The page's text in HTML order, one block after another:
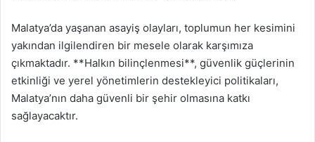
Malatya’da yaşanan asayiş olayları, toplumun her kesimini
yakından ilgilendiren bir mesele olarak karşımıza
çıkmaktadır. **Halkın bilinçlenmesi**, güvenlik güçlerinin
etkinliği ve yerel yönetimlerin destekleyici politikaları,
Malatya’nın daha güvenli bir şehir olmasına katkı
sağlayacaktır.